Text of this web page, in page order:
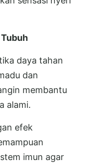
daya tahan
dan
membantu
alami.
efek
imun agar